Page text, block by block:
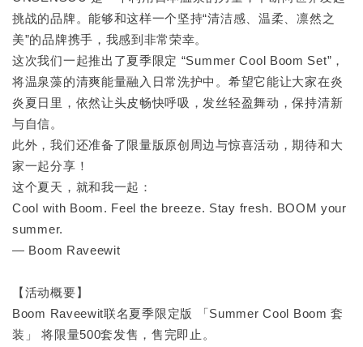
挑战的品牌。能够和这样一个坚持“清洁感、温柔、凛然之
美”的品牌携手，我感到非常荣幸。
这次我们一起推出了夏季限定 “Summer Cool Boom Set”，
将温泉藻的清爽能量融入日常洗护中。希望它能让大家在炎
炎夏日里，依然让头皮畅快呼吸，发丝轻盈舞动，保持清新
与自信。
此外，我们还准备了限量版原创周边与惊喜活动，期待和大
家一起分享！
这个夏天，就和我一起：
Cool with Boom. Feel the breeze. Stay fresh. BOOM your
summer.
— Boom Raveewit
【活动概要】
Boom Raveewit联名夏季限定版 「Summer Cool Boom 套
装」 将限量500套发售，售完即止。